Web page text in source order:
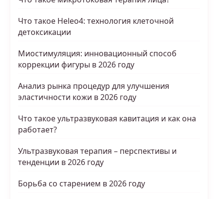
Что такое Heleo4: технология клеточной
детоксикации
Миостимуляция: инновационный способ
коррекции фигуры в 2026 году
Анализ рынка процедур для улучшения
эластичности кожи в 2026 году
Что такое ультразвуковая кавитация и как она
работает?
Ультразвуковая терапия – перспективы и
тенденции в 2026 году
Борьба со старением в 2026 году